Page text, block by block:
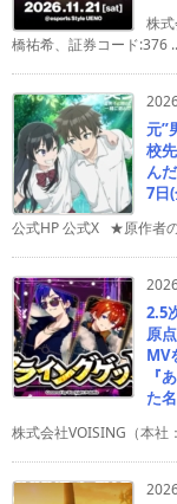
株
橋祐希、証券コード:376
元”
校
ん
7日
公式HP 公式X ★原作者
2.5
原
MV
『
た
株式会社VOISING（本社